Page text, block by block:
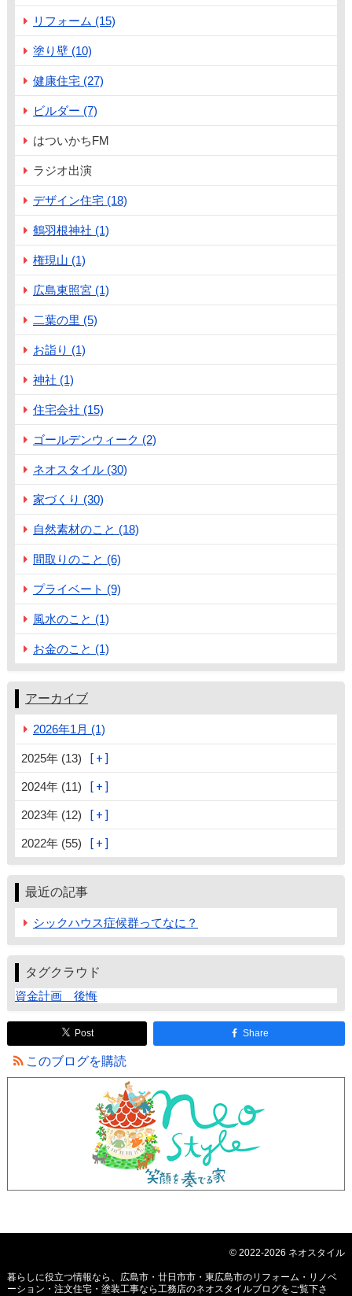
リフォーム (15)
塗り壁 (10)
健康住宅 (27)
ビルダー (7)
はついかちFM
ラジオ出演
デザイン住宅 (18)
鶴羽根神社 (1)
権現山 (1)
広島東照宮 (1)
二葉の里 (5)
お詣り (1)
神社 (1)
住宅会社 (15)
ゴールデンウィーク (2)
ネオスタイル (30)
家づくり (30)
自然素材のこと (18)
間取りのこと (6)
プライベート (9)
風水のこと (1)
お金のこと (1)
アーカイブ
2026年1月 (1)
2025年 (13)
2024年 (11)
2023年 (12)
2022年 (55)
最近の記事
シックハウス症候群ってなに？
タグクラウド
資金計画 後悔
Post Share
このブログを購読
© 2022-2026 ネオスタイル
暮らしに役立つ情報なら、 広島市・廿日市市・東広島市のリフォーム・リノベ
ーション・注文住宅・塗装工事なら工務店のネオスタイルブログをご覧下さ